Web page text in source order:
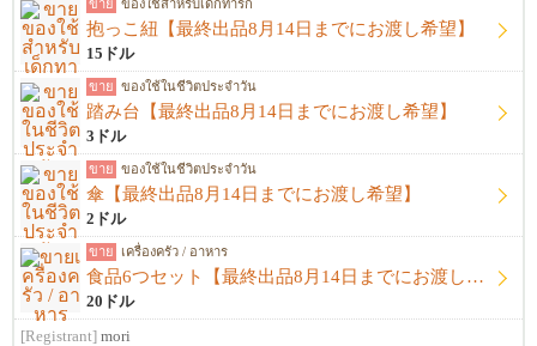
ขาย ของใช้สำหรับเด็กทารก
抱っこ紐【最終出品8月14日までにお渡し希望】
15ドル
ขาย ของใช้ในชีวิตประจำวัน
踏み台【最終出品8月14日までにお渡し希望】
3ドル
ขาย ของใช้ในชีวิตประจำวัน
傘【最終出品8月14日までにお渡し希望】
2ドル
ขาย เครื่องครัว / อาหาร
食品6つセット【最終出品8月14日までにお渡し希望】
20ドル
[Registrant] mori